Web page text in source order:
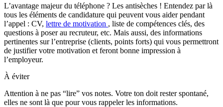
L’avantage majeur du téléphone ? Les antisèches ! Entendez par là
tous les éléments de candidature qui peuvent vous aider pendant
l’appel : CV, lettre de motivation , liste de compétences clés, des
questions à poser au recruteur, etc. Mais aussi, des informations
pertinentes sur l’entreprise (clients, points forts) qui vous permettront
de justifier votre motivation et feront bonne impression à
l’employeur.
À éviter
Attention à ne pas “lire” vos notes. Votre ton doit rester spontané,
elles ne sont là que pour vous rappeler les informations.